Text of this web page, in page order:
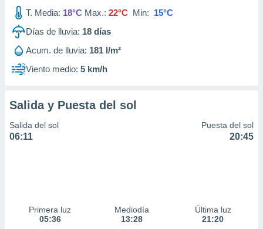
T. Media: 18°C Max.: 22°C Min: 15°C
Días de lluvia: 18 días
Acum. de lluvia: 181 l/m²
Viento medio: 5 km/h
Salida y Puesta del sol
Salida del sol
06:11
Puesta del sol
20:45
Primera luz
05:36
Mediodía
13:28
Última luz
21:20